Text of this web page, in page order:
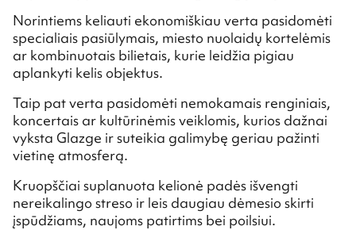
Norintiems keliauti ekonomiškiau verta pasidomėti
specialiais pasiūlymais, miesto nuolaidų kortelėmis
ar kombinuotais bilietais, kurie leidžia pigiau
aplankyti kelis objektus.
Taip pat verta pasidomėti nemokamais renginiais,
koncertais ar kultūrinėmis veiklomis, kurios dažnai
vyksta Glazge ir suteikia galimybę geriau pažinti
vietinę atmosferą.
Kruopščiai suplanuota kelionė padės išvengti
nereikalingo streso ir leis daugiau dėmesio skirti
įspūdžiams, naujoms patirtims bei poilsiui.